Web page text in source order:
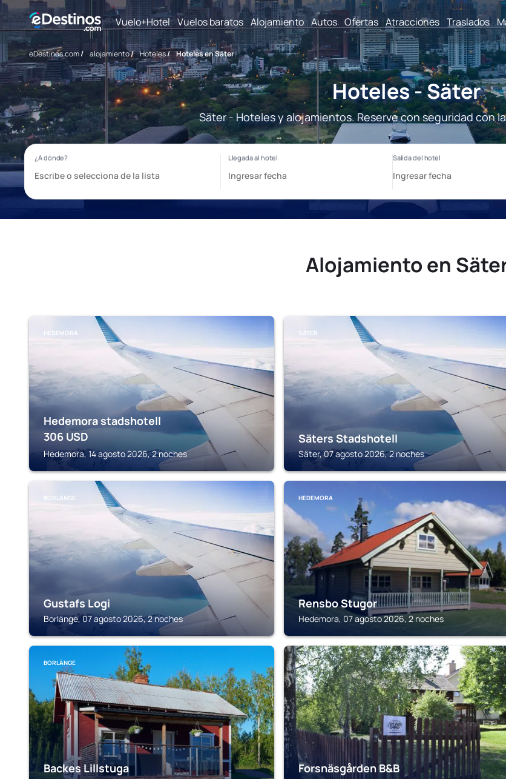
Vuelo+Hotel Vuelos baratos Alojamiento Autos Ofertas Atracciones Traslados
eDestinos.com/ alojamiento/ Hoteles/ Hoteles en Säter
Hoteles - Säter
Säter - Hoteles y alojamientos. Reserve con seguridad con
Alojamiento en
HEDEMORA
Hedemora stadshotell
306 USD
Hedemora, 14 agosto 2026, 2 noches
SÄTER
Säters Stadshotell
Säter, 07 agosto 2026, 2 noches
BORLÄNGE
Gustafs Logi
Borlänge, 07 agosto 2026, 2 noches
HEDEMORA
Rensbo Stugor
Hedemora, 07 agosto 2026, 2 noches
BORLÄNGE
Backes Lillstuga
SÄTER
Forsnäsgården B&B